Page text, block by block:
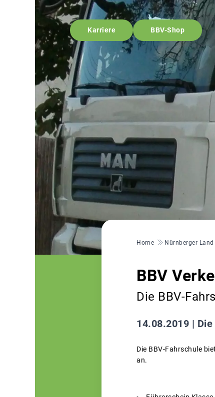
Karriere BBV-Shop
Pfadnavigation
Home Nürnberger Land
BBV
Die BBV-
14.08.2019 |
Die BBV-Fahrschule
an.